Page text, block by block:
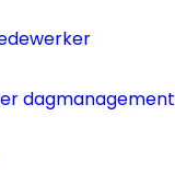
dagmanagement